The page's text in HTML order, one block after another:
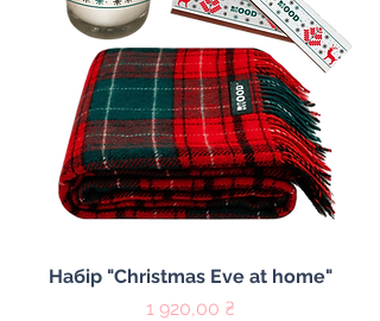
Набір "Christmas Eve at home"
Цена
1 920,00 ₴